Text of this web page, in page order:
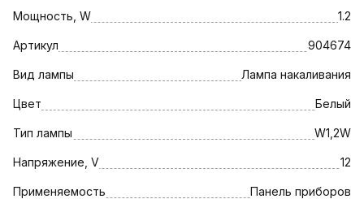
Мощность, W 1.2
Артикул 904674
Вид лампы Лампа накаливания
Цвет Белый
Тип лампы W1,2W
Напряжение, V 12
Применяемость Панель приборов